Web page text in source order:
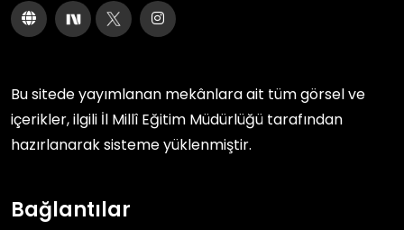
Bu sitede yayımlanan mekânlara ait tüm görsel ve
içerikler, ilgili İl Millî Eğitim Müdürlüğü tarafından
hazırlanarak sisteme yüklenmiştir.
Bağlantılar